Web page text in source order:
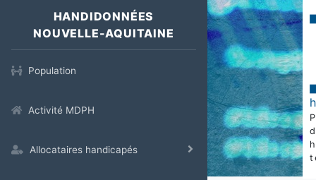
HANDIDONNÉES
NOUVELLE-AQUITAINE
Population
Activité MDPH
Allocataires handicapés